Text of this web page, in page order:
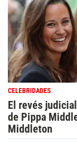
CELEBRIDADES
El revés
de Pippa
Middleton